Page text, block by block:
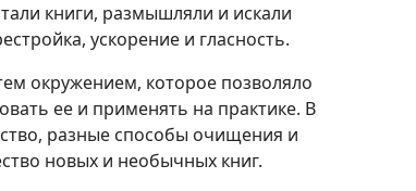
книги, размышляли и искали
ускорение и гласность.
окружением, которое позволяло
ее и применять на практике. В
разные способы очищения и
новых и необычных книг.